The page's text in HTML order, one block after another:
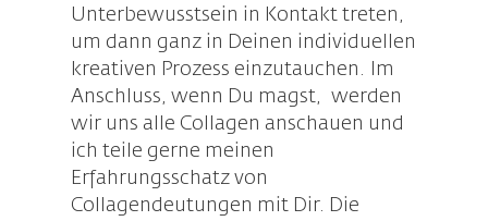
Unterbewusstsein in Kontakt treten,
um dann ganz in Deinen individuellen
kreativen Prozess einzutauchen. Im
Anschluss, wenn Du magst, werden
wir uns alle Collagen anschauen und
ich teile gerne meinen
Erfahrungsschatz von
Collagendeutungen mit Dir. Die